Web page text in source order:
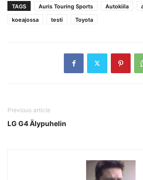
TAGS Auris Touring Sports Autokiila
koeajossa
testi Toyota
Previous article
LG G4 Älypuhelin